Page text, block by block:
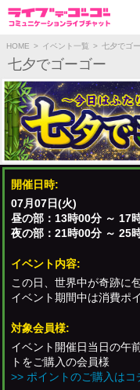
HOME > イベント一覧 > 七夕でゴ
七夕でゴーゴー
開催日時:
07月07日(火)
昼の部：13時00分 ～ 17
夜の部：21時00分 ～ 25
イベント内容:
この日、世界中が奇跡に
イベント期間中は消費ポ
対象会員様:
イベント開催日当日の午
トをご購入の会員様
>> ポイントのご購入はコ